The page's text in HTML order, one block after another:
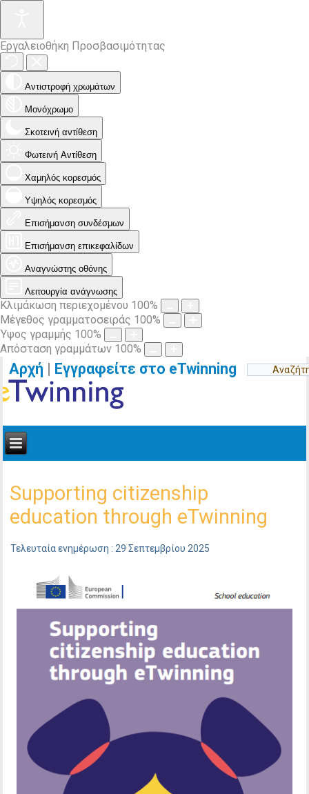
Εργαλειοθήκη Προσβασιμότητας
Αντιστροφή χρωμάτων
Μονόχρωμο
Σκοτεινή αντίθεση
Φωτεινή Αντίθεση
Χαμηλός κορεσμός
Υψηλός κορεσμός
Επισήμανση συνδέσμων
Επισήμανση επικεφαλίδων
Αναγνώστης οθόνης
Λειτουργία ανάγνωσης
Κλιμάκωση περιεχομένου 100%
Μέγεθος γραμματοσειράς 100%
Ύψος γραμμής 100%
Απόσταση γραμμάτων 100%
Αρχή | Εγγραφείτε στο eTwinning
Supporting citizenship
education through eTwinning
Τελευταία ενημέρωση : 29 Σεπτεμβρίου 2025